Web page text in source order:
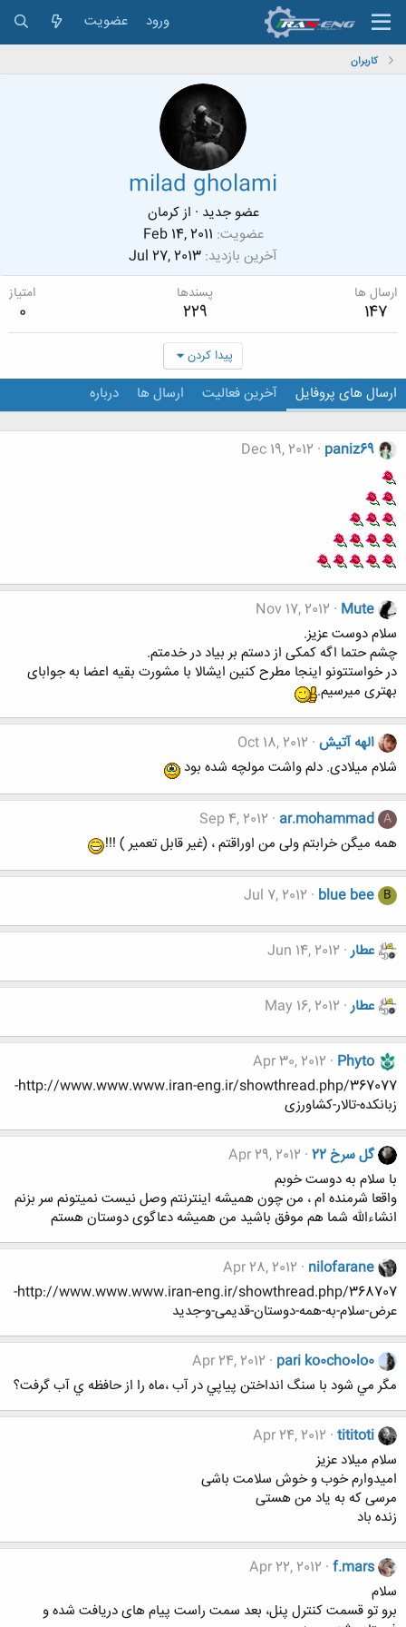
ورود عضویت
کاربران
milad gholami
عضو جدید · ازكرمان
عضویت Feb 14, 2011
آخرین بازدید Jul 27, 2013
ارسال ها
147
پسندها
229
امتیاز
0
پیدا کردن
ارسال های پروفایل آخرین فعالیت ارسال ها درباره
paniz69
Dec 19, 2012
Mute
Nov 17, 2012
سلام دوست عزیز.
چشم حتما اگه کمکی از دستم بر بیاد در خدمتم.
در خواستتونو اینجا مطرح کنین ایشالا با مشورت بقیه اعضا به جوابای
بهتری میرسیم.
الهه آتیش Oct 18, 2012
شلام میلادی. دلم واشت مولچه شده بود
A
ar.mohammad
Sep 4, 2012
همه میگن خرابتم ولی من اوراقتم ، (غیر قابل تعمیر ) !!!
B
blue bee
Jul 7, 2012
عطار Jun 14, 2012
عطار May 16, 2012
Phyto
Apr 30, 2012
http://www.www.www.iran-eng.ir/showthread.php/367077-
زبانکده-تالار-کشاورزی
گل سرخ 22
Apr 29, 2012
با سلام به دوست خوبم
واقعا شرمنده ام ، من چون همیشه اینترنتم وصل نیست نمیتونم سر بزنم
انشاءالله شما هم موفق باشید من همیشه دعاگوی دوستان هستم
nilofarane
Apr 28, 2012
http://www.www.www.iran-eng.ir/showthread.php/368707-
عرض-سلام-به-همه-دوستان-قدیمی-و-جدید
pari ko0cho0lo0
Apr 24, 2012
مگر مي شود با سنگ انداختن پياپي در آب ،ماه را از حافظه ي آب گرفت؟
tititoti
Apr 24, 2012
سلام میلاد عزیز
امیدوارم خوب و خوش سلامت باشی
مرسی که به یاد من هستی
زنده باد
f.mars
Apr 22, 2012
سلام
برو تو قسمت کنترل پنل، بعد سمت راست پیام های دریافت شده و